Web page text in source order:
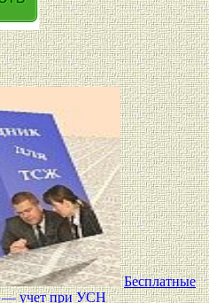
Бесплатные
— учет при УСН